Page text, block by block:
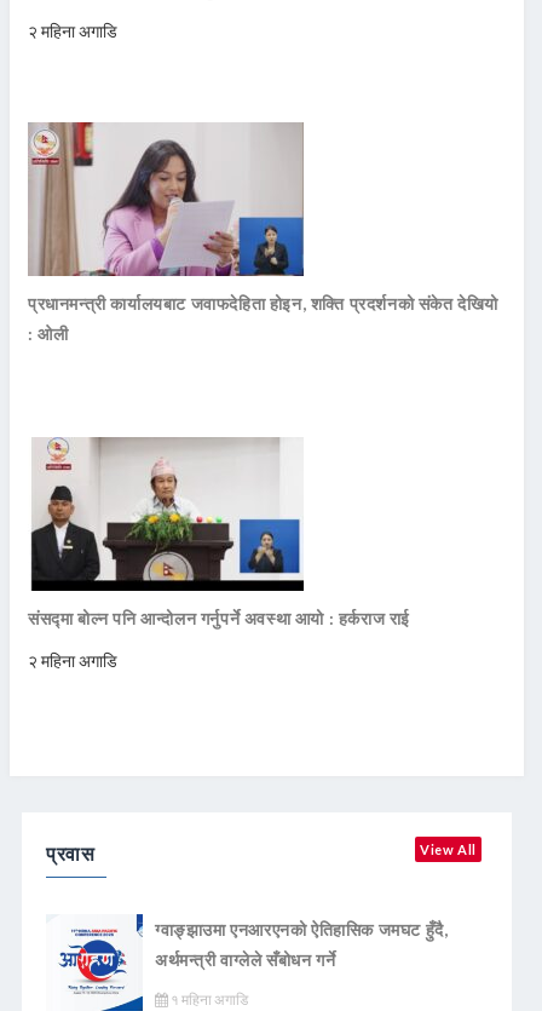
२ महिना अगाडि
प्रधानमन्त्री कार्यालयबाट जवाफदेहिता होइन, शक्ति प्रदर्शनको संकेत देखियो
: ओली
संसद्मा बोल्न पनि आन्दोलन गर्नुपर्ने अवस्था आयो : हर्कराज राई
२ महिना अगाडि
प्रवास View All
ग्वाङ्झाउमा एनआरएनको ऐतिहासिक जमघट हुँदै,
अर्थमन्त्री वाग्लेले सँबोधन गर्ने
१ महिना अगाडि